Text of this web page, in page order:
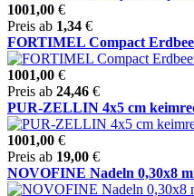
1001,00 €
Preis ab 1,34 €
FORTIMEL Compact
1001,00 €
Preis ab 24,46 €
PUR-ZELLIN 4x5 cm
1001,00 €
Preis ab 19,00 €
NOVOFINE Nadeln 0,30x8